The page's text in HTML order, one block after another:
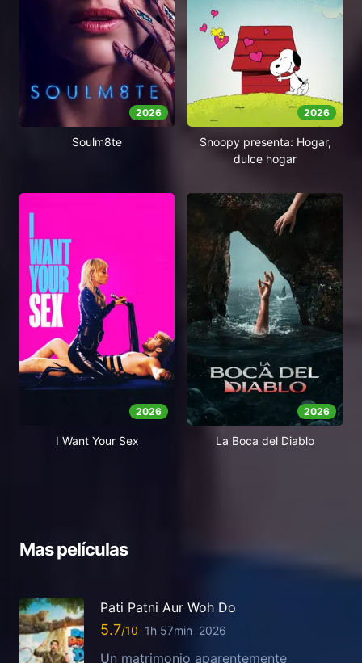
2026
Soulm8te
2026
Snoopy presenta: Hogar,
dulce hogar
2026
I Want Your Sex
2026
La Boca del Diablo
Mas películas
Pati Patni Aur Woh Do
5.7 1h 57min 2026
Un matrimonio aparentemente